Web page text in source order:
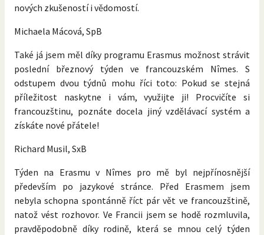
nových zkušeností i vědomostí.
Michaela Mácová, SpB
Také já jsem měl díky programu Erasmus možnost strávit
poslední březnový týden ve francouzském Nîmes. S
odstupem dvou týdnů mohu říci toto: Pokud se stejná
příležitost naskytne i vám, využijte ji! Procvičíte si
francouzštinu, poznáte docela jiný vzdělávací systém a
získáte nové přátele!
Richard Musil, SxB
Týden na Erasmu v Nîmes pro mě byl nejpřínosnější
především po jazykové stránce. Před Erasmem jsem
nebyla schopna spontánně říct pár vět ve francouzštině,
natož vést rozhovor. Ve Francii jsem se hodě rozmluvila,
pravděpodobně díky rodině, která se mnou celý týden